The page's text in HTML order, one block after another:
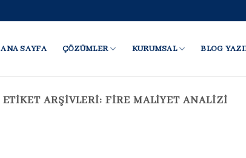
ANA SAYFA ÇÖZÜMLER KURUMSAL BLOG
ETIKET ARŞIVLERI:FIRE MALIYET ANALIZI